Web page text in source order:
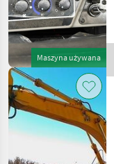
Maszyna używana